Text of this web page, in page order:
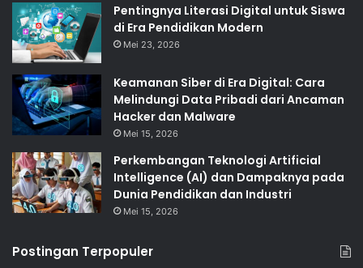
Pentingnya Literasi Digital untuk Siswa
di Era Pendidikan Modern
Mei 23, 2026
Keamanan Siber di Era Digital: Cara
Melindungi Data Pribadi dari Ancaman
Hacker dan Malware
Mei 15, 2026
Perkembangan Teknologi Artificial
Intelligence (AI) dan Dampaknya pada
Dunia Pendidikan dan Industri
Mei 15, 2026
Postingan Terpopuler